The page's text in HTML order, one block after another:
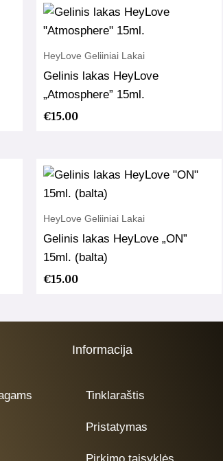
HeyLove Geliiniai Lakai
Gelinis lakas HeyLove
„Atmosphere” 15ml.
€15.00
HeyLove Geliiniai Lakai
Gelinis lakas HeyLove „ON”
15ml. (balta)
€15.00
Informacija
Tinklaraštis
Pristatymas